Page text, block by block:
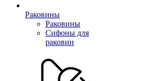
Раковины
Раковины
Сифоны для
раковин